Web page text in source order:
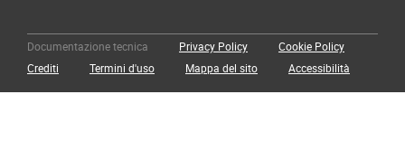
Documentazione tecnica Privacy Policy
Cookie Policy
Crediti
Termini d'uso Mappa del sito Accessibilità